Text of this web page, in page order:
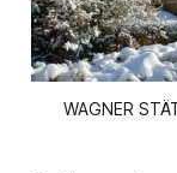
WAGNER